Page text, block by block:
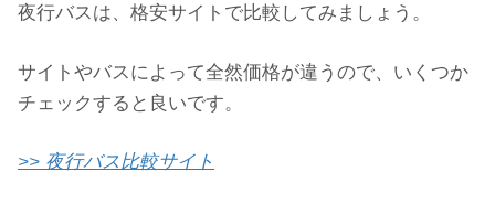
夜行バスは、格安サイトで比較してみましょう。
サイトやバスによって全然価格が違うので、いくつか
チェックすると良いです。
>> 夜行バス比較サイト